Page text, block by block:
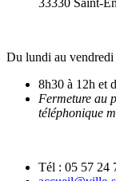
33330 Saint-
Du lundi au vendredi
8h30 à 12h et
Fermeture au
téléphonique
Tél : 05 57 24